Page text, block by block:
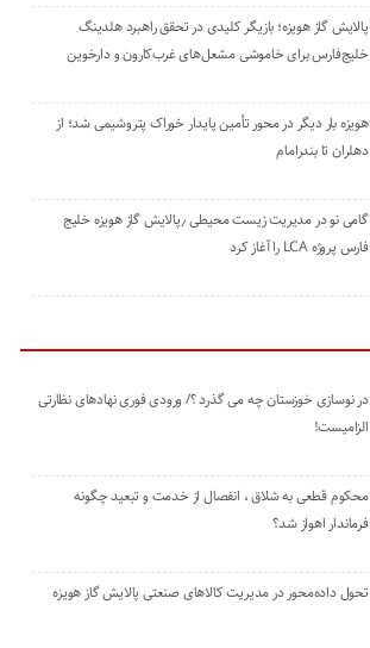
پالایش گاز هویزه؛ بازیگر کلیدی در تحقق راهبرد هلدینگ
خلیج‌فارس برای خاموشی مشعل‌های غرب‌کارون و دارخوین
هویزه بار دیگر در محور تأمین پایدار خوراک پتروشیمی شد؛ از
دهلران تا بندرامام
گامی نو در مدیریت زیست ‌محیطی ٫پالایش گاز هویزه خلیج
‌فارس پروژه LCA را آغاز کرد
در نوسازی خوزستان چه می گذرد ؟/ ورودی فوری نهادهای نظارتی
الزامیست!
محکوم قطعی به شلاق ، انفصال از خدمت و تبعید چگونه
فرماندار اهواز شد؟
تحول داده‌محور در مدیریت کالاهای صنعتی پالایش گاز هویزه